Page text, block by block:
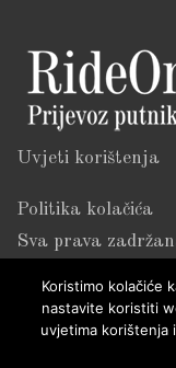
Uvjeti korištenja
Politika kolačića
Sva prava
Koristimo kolačiće
nastavite koristiti
uvjetima korištenja